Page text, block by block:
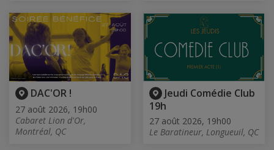
DAC'OR !
27 août 2026, 19h00
Cabaret Lion d'Or,
Montréal, QC
Jeudi Comédie Club
19h
27 août 2026, 19h00
Le Baratineur, Longueuil, QC